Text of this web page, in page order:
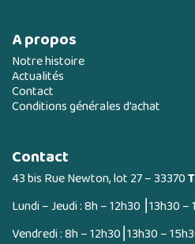
A propos
Notre histoire
Actualités
Contact
Conditions générales d’achat
Contact
43 bis Rue Newton, lot 27 – 33370
Lundi – Jeudi : 8h – 12h30 ⎮13h30 –
Vendredi : 8h – 12h30⎮13h30 –